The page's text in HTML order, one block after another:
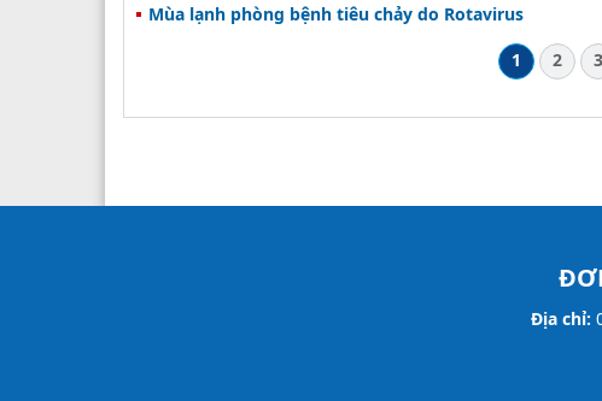
Mùa lạnh phòng bệnh tiêu chảy do Rotavirus
1
2 3
Địa chỉ: